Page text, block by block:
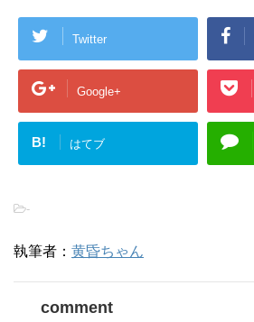
Twitter
Google+
B! はてブ
-
執筆者： 黄昏ちゃん
comment